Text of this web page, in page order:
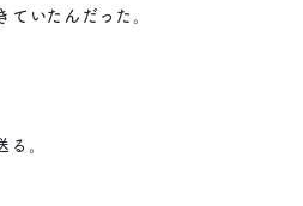
いたんだった。
。